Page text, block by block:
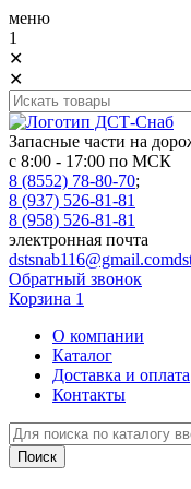
меню
1
✕
✕
Запасные части на
с 8:00 - 17:00 по МСК
8 (8552) 78-80-70;
8 (937) 526-81-81
8 (958) 526-81-81
электронная почта
dstsnab116@gmail.com
Обратный звонок
Корзина 1
О компании
Каталог
Доставка и оплата
Контакты